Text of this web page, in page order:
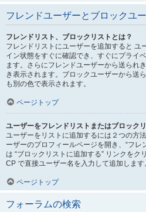
フレンドユーザーとブロックユ
フレンドリスト、ブロックリストとは？
フレンドリストにユーザーを追加すると ユ
イン状態をすぐに確認でき、すぐにプライ
ます。さらにフレンドユーザーから送られ
き表示されます。ブロックユーザーから送
も別の色で表示されます。
ページトップ
ユーザーをフレンドリストまたはブロック
ユーザーをリストに追加するには２つの方
ーザーのプロフィールページを開き、“フレ
は “ブロックリストに追加する” リンクをク
CP で直接ユーザー名を入力して追加します
ページトップ
フォーラムの検索